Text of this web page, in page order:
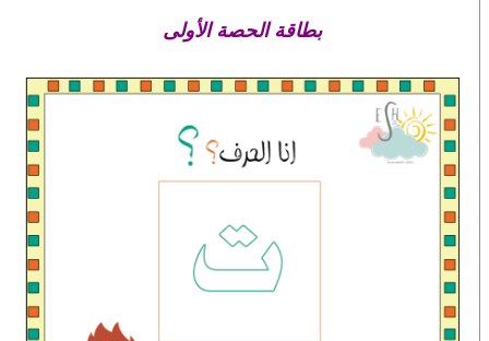
بطاقة الحصة الأولى